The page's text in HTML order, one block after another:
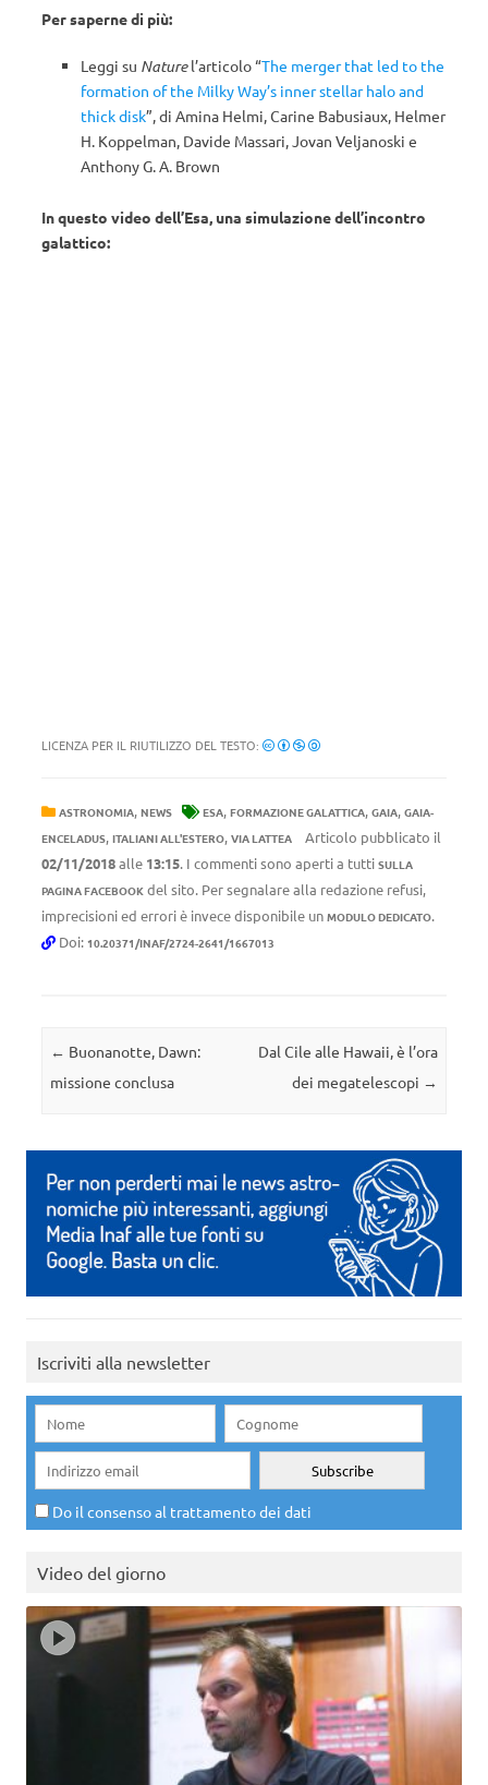
Per saperne di più:
Leggi su Naturel’articolo “The merger that led to the
formation of the Milky Way’s inner stellar halo and
thick disk”, di Amina Helmi, Carine Babusiaux, Helmer
H. Koppelman, Davide Massari, Jovan Veljanoski e
Anthony G. A. Brown
In questo video dell’Esa, una simulazione dell’incontro
galattico:
LICENZA PER IL RIUTILIZZO DEL TESTO:
ASTRONOMIA, NEWS ESA, FORMAZIONE GALATTICA, GAIA, GAIA-
ENCELADUS, ITALIANI ALL'ESTERO, VIA LATTEA
Articolo pubblicato il
02/11/2018alle 13:15. I commenti sono aperti a tutti SULLA
PAGINA FACEBOOK del sito. Per segnalare alla redazione refusi,
imprecisioni ed errori è invece disponibile un MODULO DEDICATO.
Doi: 10.20371/INAF/2724-2641/1667013
Navigazione articolo
← Buonanotte, Dawn:
missione conclusa
Dal Cile alle Hawaii, è l’ora
dei megatelescopi →
Iscriviti alla newsletter
Do il consenso al trattamento dei dati
Video del giorno